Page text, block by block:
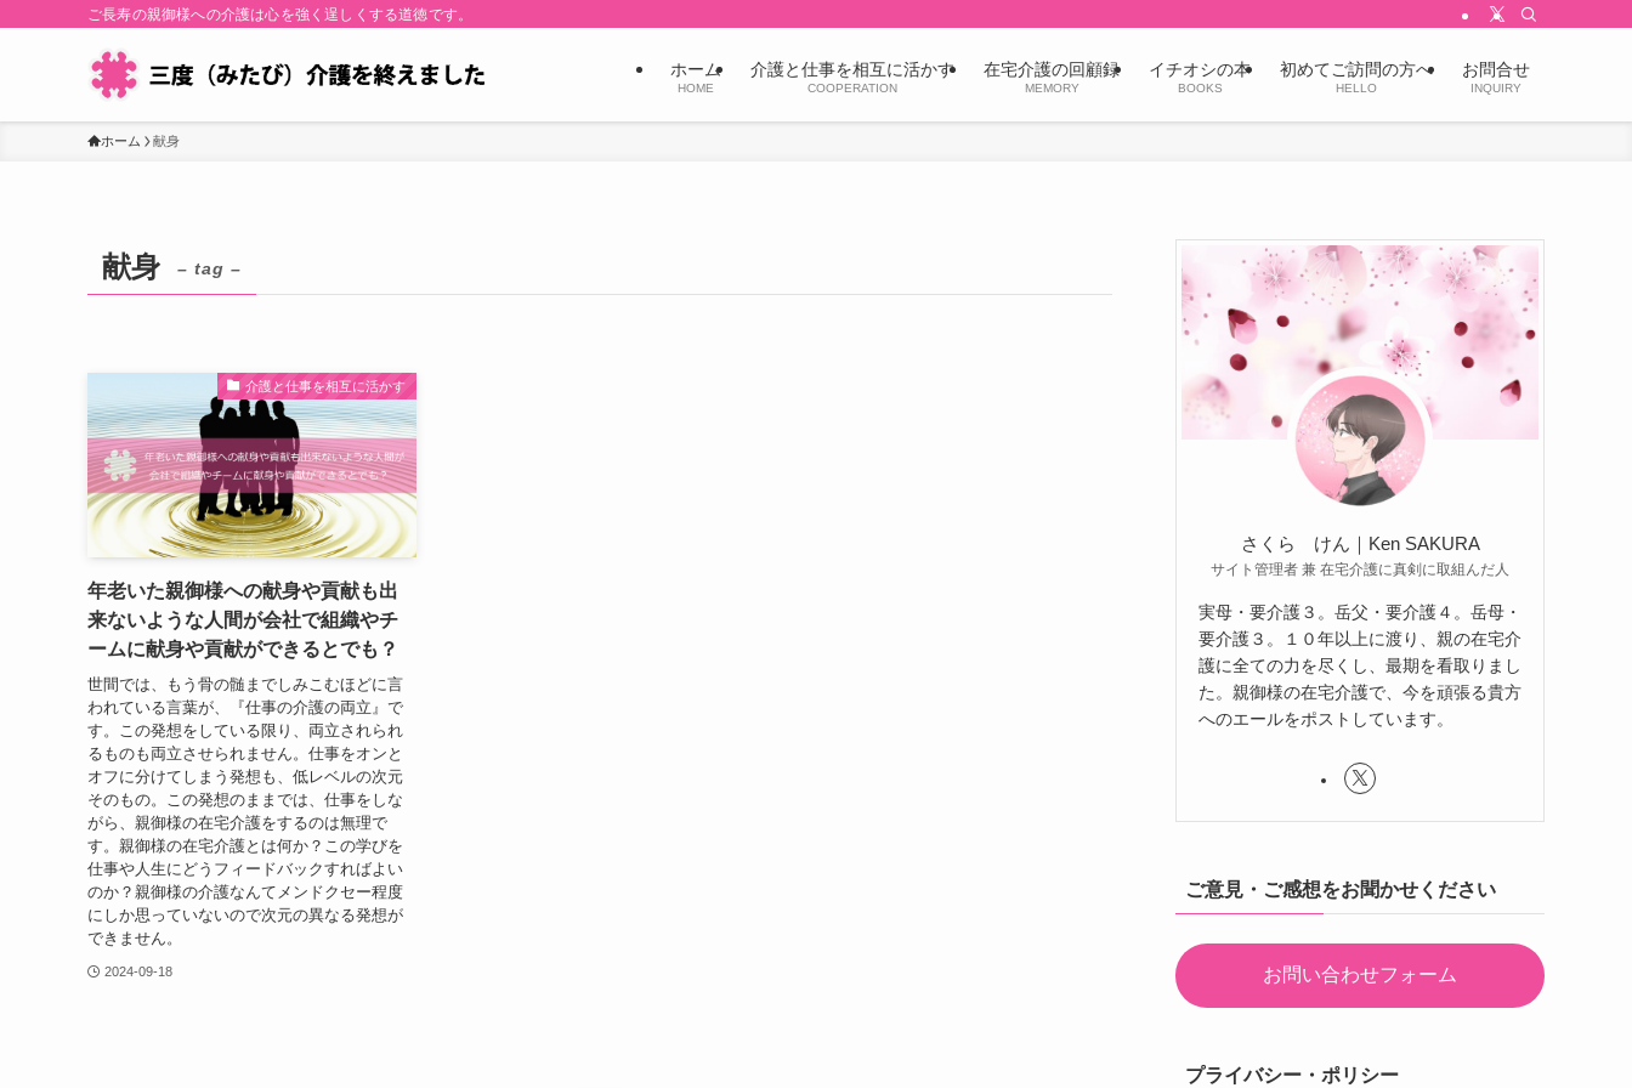
ご長寿の親御様への介護は心を強く逞しくする道徳です。
ホーム
HOME
介護と仕事を相互に活かす
COOPERATION
在宅介護の回顧録
MEMORY
イチオシの本
BOOKS
初めてご訪問の方へ
HELLO
お問合せ
INQUIRY
ホーム 献身
献身 – tag –
介護と仕事を相互に活かす
年老いた親御様への献身や貢献も出
来ないような人間が会社で組織やチ
ームに献身や貢献ができるとでも？
世間では、もう骨の髄までしみこむほどに言
われている言葉が、『仕事の介護の両立』で
す。この発想をしている限り、両立されられ
るものも両立させられません。仕事をオンと
オフに分けてしまう発想も、低レベルの次元
そのもの。この発想のままでは、仕事をしな
がら、親御様の在宅介護をするのは無理で
す。親御様の在宅介護とは何か？この学びを
仕事や人生にどうフィードバックすればよい
のか？親御様の介護なんてメンドクセー程度
にしか思っていないので次元の異なる発想が
できません。
2024-09-18
さくら けん｜Ken SAKURA
サイト管理者 兼 在宅介護に真剣に取組んだ人
実母・要介護３。岳父・要介護４。岳母・
要介護３。１０年以上に渡り、親の在宅介
護に全ての力を尽くし、最期を看取りまし
た。親御様の在宅介護で、今を頑張る貴方
へのエールをポストしています。
ご意見・ご感想をお聞かせください
お問い合わせフォーム
プライバシー・ポリシー